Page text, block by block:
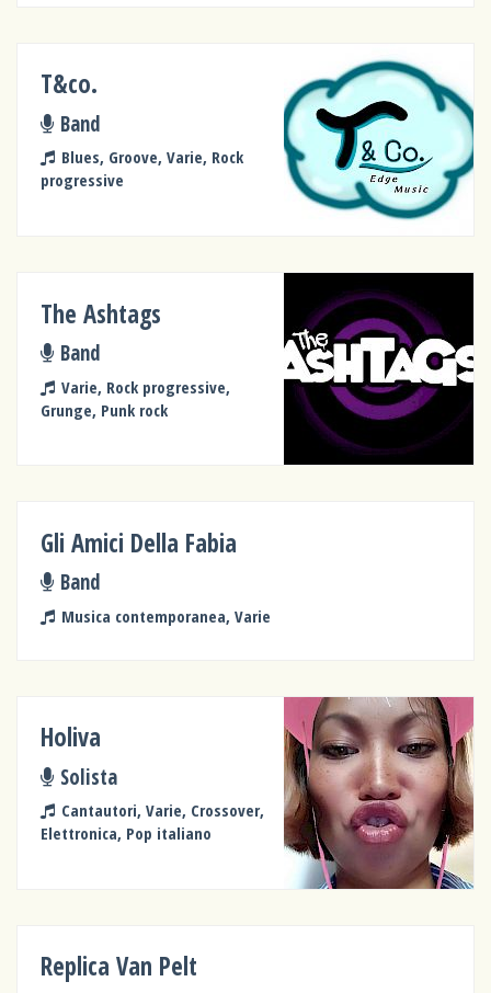
T&co.
Band
Blues, Groove, Varie, Rock
progressive
The Ashtags
Band
Varie, Rock progressive,
Grunge, Punk rock
Gli Amici Della Fabia
Band
Musica contemporanea, Varie
Holiva
Solista
Cantautori, Varie, Crossover,
Elettronica, Pop italiano
Replica Van Pelt